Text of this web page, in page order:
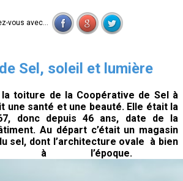
vous avec...
Sel, soleil et lumière
la toiture de la Coopérative de Sel à
une santé et une beauté. Elle était la
donc depuis 46 ans, date de la
Au départ c’était un magasin
sel, dont l’architecture ovale à bien
à l’époque.